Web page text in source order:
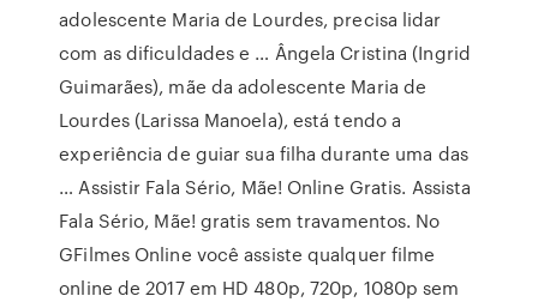
adolescente Maria de Lourdes, precisa lidar
com as dificuldades e … Ângela Cristina (Ingrid
Guimarães), mãe da adolescente Maria de
Lourdes (Larissa Manoela), está tendo a
experiência de guiar sua filha durante uma das
… Assistir Fala Sério, Mãe! Online Gratis. Assista
Fala Sério, Mãe! gratis sem travamentos. No
GFilmes Online você assiste qualquer filme
online de 2017 em HD 480p, 720p, 1080p sem